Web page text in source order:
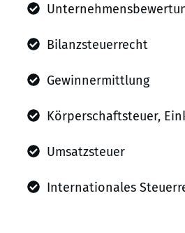
Bilanzsteuerrecht
Gewinnermittlung
Körperschaftsteuer,
Umsatzsteuer
Internationales